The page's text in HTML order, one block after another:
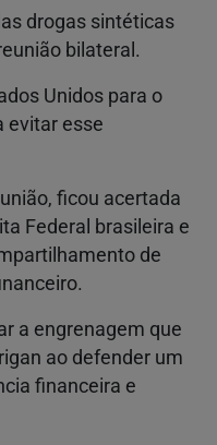
drogas sintéticas
bilateral.
Unidos para o
evitar esse
ficou acertada
Federal brasileira e
de
a engrenagem que
ao defender um
financeira e